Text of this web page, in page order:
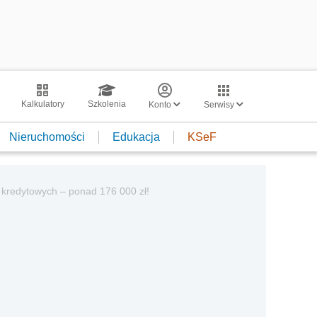
Kalkulatory Szkolenia Konto Serwisy
Nieruchomości Edukacja KSeF
– ponad 176 000 zł!